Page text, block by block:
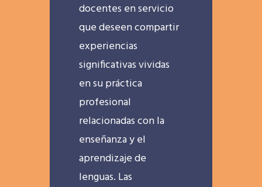
docentes en servicio
que deseen compartir
experiencias
significativas vividas
en su práctica
profesional
relacionadas con la
enseñanza y el
aprendizaje de
lenguas. Las